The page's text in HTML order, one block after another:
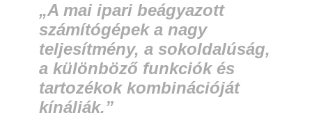
„A mai ipari beágyazott
számítógépek a nagy
teljesítmény, a sokoldalúság,
a különböző funkciók és
tartozékok kombinációját
kínálják.”